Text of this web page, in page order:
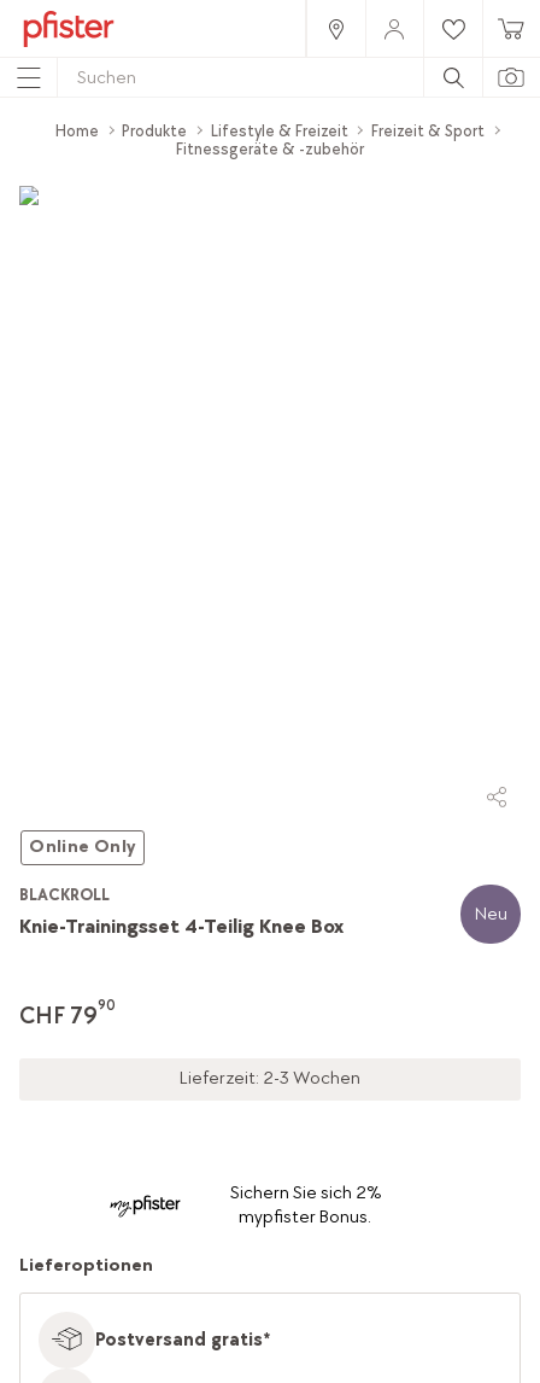
Home Produkte Lifestyle & Freizeit
Freizeit & Sport
Fitnessgeräte & -zubehör
Online Only
Knie-Trainingsset 4-Teilig Knee Box
BLACKROLL
Neu
CHF 7990
Lieferzeit: 2-3 Wochen
Sichern Sie sich 2%
mypfister Bonus.
Lieferoptionen
Postversand gratis*